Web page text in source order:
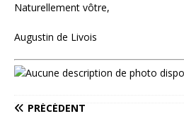
Naturellement vôtre,
Augustin de Livois
PRÉCÉDENT